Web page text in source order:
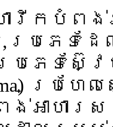
បំពង់អា
,ប្រភេទដ
េទស៊្វែមឺស
ប្រហ
ង់អាហា